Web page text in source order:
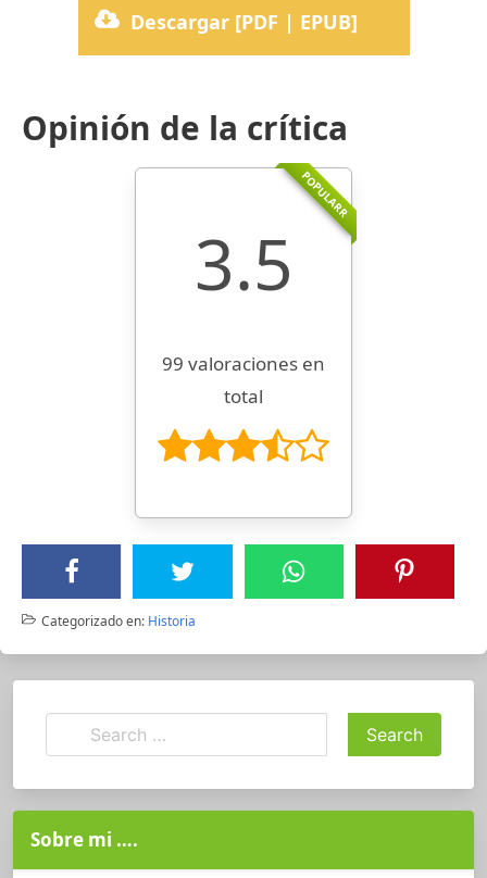
Descargar [PDF | EPUB]
Opinión de la crítica
POPULARR
3.5
99 valoraciones en
total
Categorizado en: Historia
Sobre mi ….